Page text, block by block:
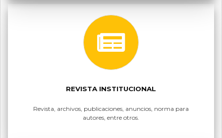
REVISTA INSTITUCIONAL
Revista, archivos, publicaciones, anuncios, norma para
autores, entre otros.